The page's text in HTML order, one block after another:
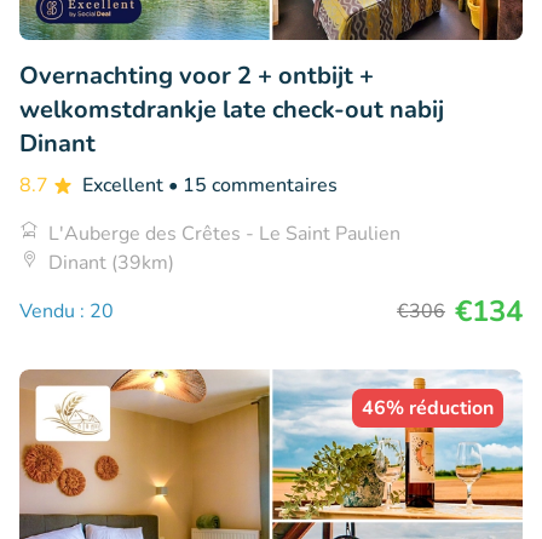
Overnachting voor 2 + ontbijt +
welkomstdrankje late check-out nabij
Dinant
8.7 Excellent • 15 commentaires
L'Auberge des Crêtes - Le Saint Paulien
Dinant (39km)
Vendu : 20
€306 €134
46% réduction